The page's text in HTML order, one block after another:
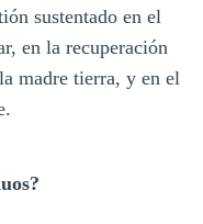
sustentado en el
en la recuperación
madre tierra, y en el